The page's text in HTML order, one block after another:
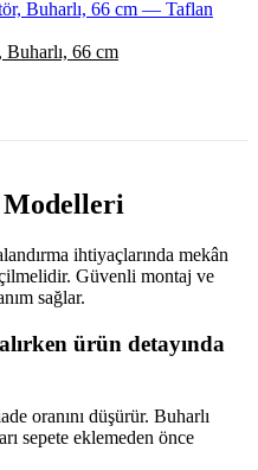
66 cm
ihtiyaçlarında mekân
Güvenli montaj ve
sağlar.
ürün detayında
oranını düşürür. Buharlı
sepete eklemeden önce